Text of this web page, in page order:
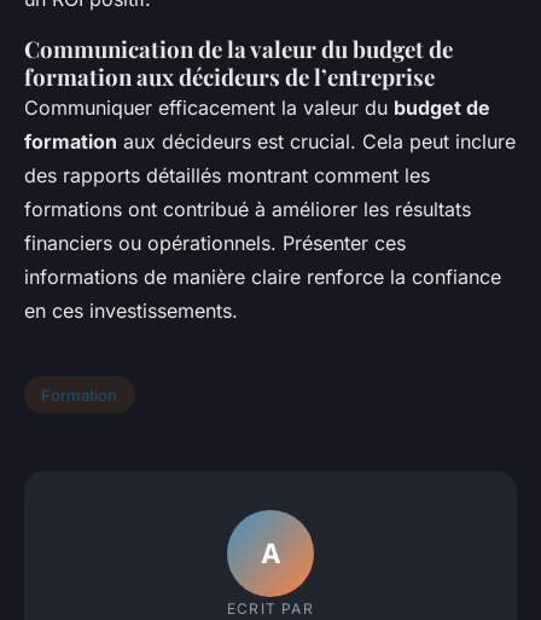
Communication de la valeur du budget de
formation aux décideurs de l’entreprise
Communiquer efficacement la valeur du budget de
formation aux décideurs est crucial. Cela peut inclure
des rapports détaillés montrant comment les
formations ont contribué à améliorer les résultats
financiers ou opérationnels. Présenter ces
informations de manière claire renforce la confiance
en ces investissements.
Formation
A
ECRIT PAR